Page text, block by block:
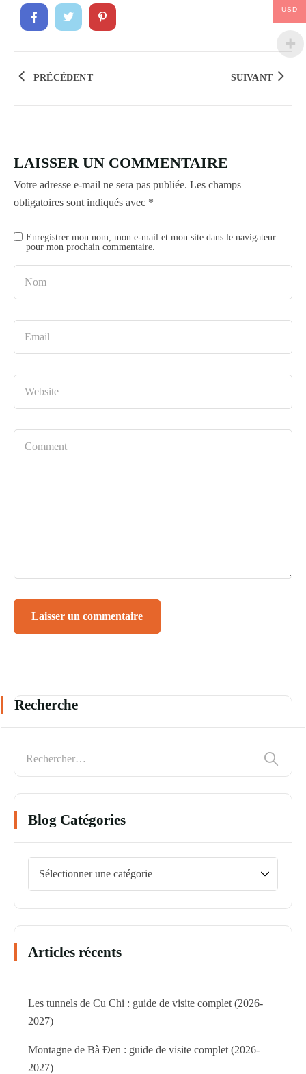
PRÉCÉDENT SUIVANT
LAISSER UN COMMENTAIRE
Votre adresse e-mail ne sera pas publiée. Les champs
obligatoires sont indiqués avec *
Enregistrer mon nom, mon e-mail et mon site dans le navigateur
pour mon prochain commentaire.
Recherche
Blog Catégories
Articles récents
Les tunnels de Cu Chi : guide de visite complet (2026-
2027)
Montagne de Bà Đen : guide de visite complet (2026-
2027)
USD